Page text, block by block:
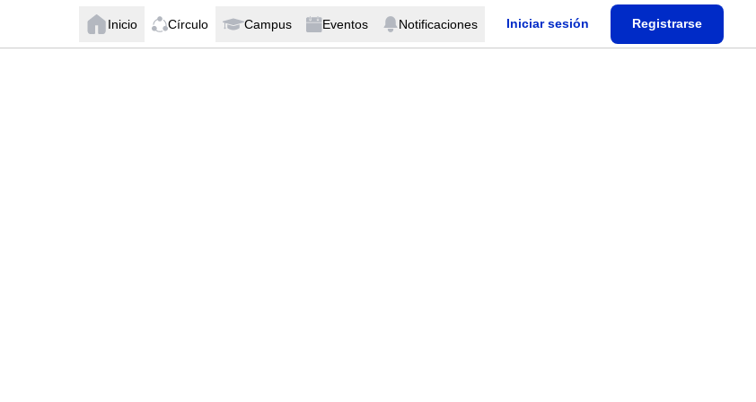
Inicio Círculo Campus Eventos Notificaciones Iniciar sesión Registrarse